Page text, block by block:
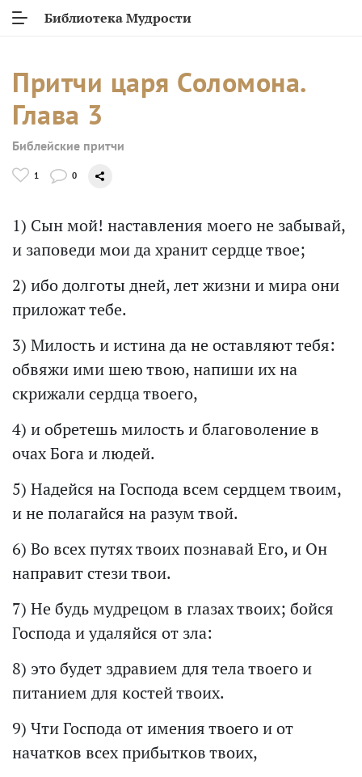
Библиотека Мудрости
Притчи царя Соломона.
Глава 3
Библейские притчи
1 0
1) Сын мой! наставления моего не забывай,
и заповеди мои да хранит сердце твое;
2) ибо долготы дней, лет жизни и мира они
приложат тебе.
3) Милость и истина да не оставляют тебя:
обвяжи ими шею твою, напиши их на
скрижали сердца твоего,
4) и обретешь милость и благоволение в
очах Бога и людей.
5) Надейся на Господа всем сердцем твоим,
и не полагайся на разум твой.
6) Во всех путях твоих познавай Его, и Он
направит стези твои.
7) Не будь мудрецом в глазах твоих; бойся
Господа и удаляйся от зла:
8) это будет здравием для тела твоего и
питанием для костей твоих.
9) Чти Господа от имения твоего и от
начатков всех прибытков твоих,